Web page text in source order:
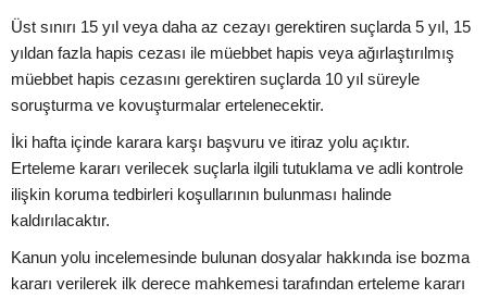
Üst sınırı 15 yıl veya daha az cezayı gerektiren suçlarda 5 yıl, 15
yıldan fazla hapis cezası ile müebbet hapis veya ağırlaştırılmış
müebbet hapis cezasını gerektiren suçlarda 10 yıl süreyle
soruşturma ve kovuşturmalar ertelenecektir.
İki hafta içinde karara karşı başvuru ve itiraz yolu açıktır.
Erteleme kararı verilecek suçlarla ilgili tutuklama ve adli kontrole
ilişkin koruma tedbirleri koşullarının bulunması halinde
kaldırılacaktır.
Kanun yolu incelemesinde bulunan dosyalar hakkında ise bozma
kararı verilerek ilk derece mahkemesi tarafından erteleme kararı